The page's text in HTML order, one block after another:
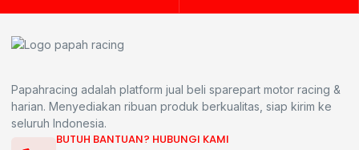
Papahracing adalah platform jual beli sparepart motor racing &
harian. Menyediakan ribuan produk berkualitas, siap kirim ke
seluruh Indonesia.
BUTUH BANTUAN? HUBUNGI KAMI